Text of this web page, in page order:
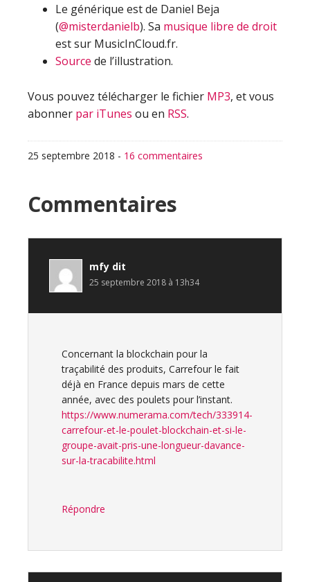
Le générique est de Daniel Beja
(@misterdanielb). Sa musique libre de droit
est sur MusicInCloud.fr.
Source de l’illustration.
Vous pouvez télécharger le fichier MP3, et vous
abonner par iTunes ou en RSS.
25 septembre 2018 - 16 commentaires
Interactions
du
lecteur
Commentaires
mfy dit
25 septembre 2018 à 13h34
Concernant la blockchain pour la
traçabilité des produits, Carrefour le fait
déjà en France depuis mars de cette
année, avec des poulets pour l’instant.
https://www.numerama.com/tech/333914-
carrefour-et-le-poulet-blockchain-et-si-le-
groupe-avait-pris-une-longueur-davance-
sur-la-tracabilite.html
Répondre